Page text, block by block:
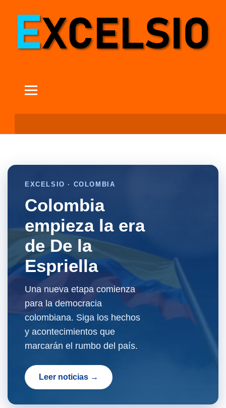
EXCELSIO · COLOMBIA
Colombia
empieza la era
de De la
Espriella
Una nueva etapa comienza
para la democracia
colombiana. Siga los hechos
y acontecimientos que
marcarán el rumbo del país.
Leer noticias →